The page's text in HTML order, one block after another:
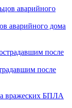
аварийного дома
после